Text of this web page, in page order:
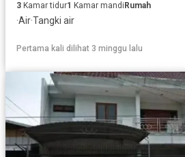
3 Kamar tidur1 Kamar mandi Rumah
·Air·Tangki air
Pertama kali dilihat 3 minggu lalu